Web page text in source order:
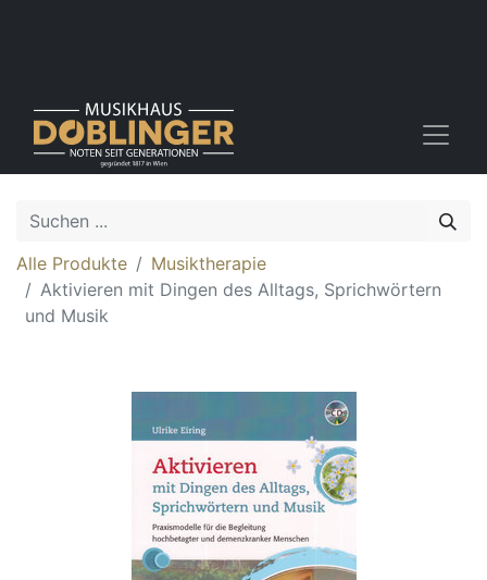
Alle Produkte
Musiktherapie
Aktivieren mit Dingen des Alltags, Sprichwörtern
und Musik